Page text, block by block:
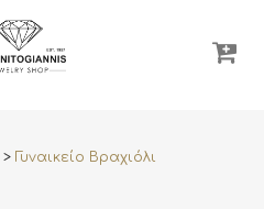
>
Γυναικείο Βραχιόλι